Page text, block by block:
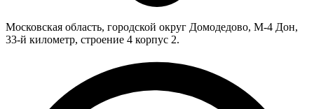
Московская область, городской округ Домодедово, М-4 Дон,
33-й километр, строение 4 корпус 2.